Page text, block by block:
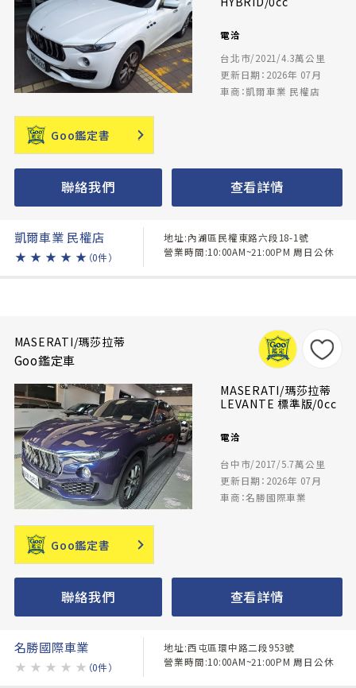
電洽
台北市/2021/4.3萬公里
更新日期：2026年 07月
車商：凱爾車業 民權店
Goo鑑定書
聯絡我們 查看詳情
凱爾車業 民權店
★ ★ ★ ★ ★ （0件）
地址:內湖區民權東路六段18-1號
營業時間:10:00AM~21:00PM 周日公休
MASERATI/瑪莎拉蒂
Goo鑑定車
MASERATI/瑪莎拉蒂
LEVANTE 標準版/0cc
電洽
台中市/2017/5.7萬公里
更新日期：2026年 07月
車商：名勝國際車業
Goo鑑定書
聯絡我們 查看詳情
名勝國際車業
★ ★ ★ ★ ★ （0件）
地址:西屯區環中路二段953號
營業時間:10:00AM~21:00PM 周日公休